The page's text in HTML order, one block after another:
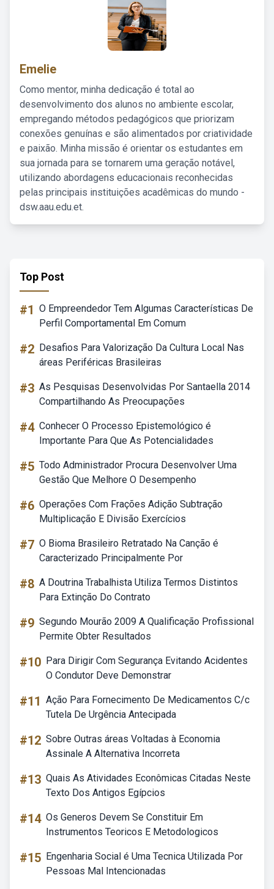
Emelie
Como mentor, minha dedicação é total ao
desenvolvimento dos alunos no ambiente escolar,
empregando métodos pedagógicos que priorizam
conexões genuínas e são alimentados por criatividade
e paixão. Minha missão é orientar os estudantes em
sua jornada para se tornarem uma geração notável,
utilizando abordagens educacionais reconhecidas
pelas principais instituições acadêmicas do mundo -
dsw.aau.edu.et.
Top Post
#1 O Empreendedor Tem Algumas Características De
Perfil Comportamental Em Comum
#2 Desafios Para Valorização Da Cultura Local Nas
áreas Periféricas Brasileiras
#3 As Pesquisas Desenvolvidas Por Santaella 2014
Compartilhando As Preocupações
#4 Conhecer O Processo Epistemológico é
Importante Para Que As Potencialidades
#5 Todo Administrador Procura Desenvolver Uma
Gestão Que Melhore O Desempenho
#6 Operações Com Frações Adição Subtração
Multiplicação E Divisão Exercícios
#7 O Bioma Brasileiro Retratado Na Canção é
Caracterizado Principalmente Por
#8 A Doutrina Trabalhista Utiliza Termos Distintos
Para Extinção Do Contrato
#9 Segundo Mourão 2009 A Qualificação Profissional
Permite Obter Resultados
#10 Para Dirigir Com Segurança Evitando Acidentes
O Condutor Deve Demonstrar
#11 Ação Para Fornecimento De Medicamentos C/c
Tutela De Urgência Antecipada
#12 Sobre Outras áreas Voltadas à Economia
Assinale A Alternativa Incorreta
#13 Quais As Atividades Econômicas Citadas Neste
Texto Dos Antigos Egípcios
#14 Os Generos Devem Se Constituir Em
Instrumentos Teoricos E Metodologicos
#15 Engenharia Social é Uma Tecnica Utilizada Por
Pessoas Mal Intencionadas